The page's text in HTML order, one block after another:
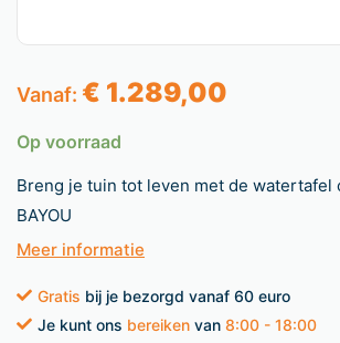
Vanaf: € 1.289,00
Op voorraad
Breng je tuin tot leven met de watertafel
BAYOU
Meer informatie
Gratis bij je bezorgd vanaf 60 euro
Je kunt ons bereiken van 8:00 - 18:00